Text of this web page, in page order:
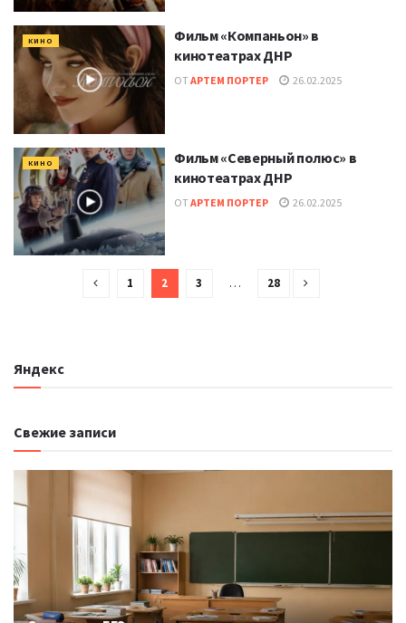
КИНО
Фильм «Компаньон» в
кинотеатрах ДНР
ОТ АРТЕМ ПОРТЕР 26.02.2025
КИНО
Фильм «Северный полюс» в
кинотеатрах ДНР
ОТ АРТЕМ ПОРТЕР 26.02.2025
1 2 3 … 28
Яндекс
Свежие записи